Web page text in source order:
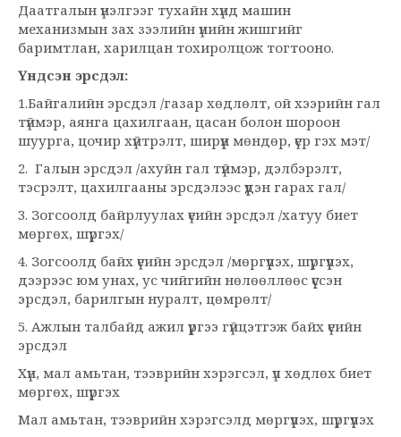
Даатгалын үнэлгээг тухайн хүнд машин
механизмын зах зээлийн үнийн жишгийг
баримтлан, харилцан тохиролцож тогтооно.
Үндсэн эрсдэл:
1.Байгалийн эрсдэл /газар хөдлөлт, ой хээрийн гал
түймэр, аянга цахилгаан, цасан болон шороон
шуурга, цочир хүйтрэлт, ширүүн мөндөр, үер гэх мэт/
2. Галын эрсдэл /ахуйн гал түймэр, дэлбэрэлт,
тэсрэлт, цахилгааны эрсдэлээс үүдэн гарах гал/
3. Зогсоолд байрлуулах үеийн эрсдэл /хатуу биет
мөргөх, шүргэх/
4. Зогсоолд байх үеийн эрсдэл /мөргүүлэх, шүргүүлэх,
дээрээс юм унах, ус чийгийн нөлөөллөөс үүссэн
эрсдэл, барилгын нуралт, цөмрөлт/
5. Ажлын талбайд ажил үүргээ гүйцэтгэж байх үеийн
эрсдэл
Хүн, мал амьтан, тээврийн хэрэгсэл, үл хөдлөх биет
мөргөх, шүргэх
Мал амьтан, тээврийн хэрэгсэлд мөргүүлэх, шүргүүлэх